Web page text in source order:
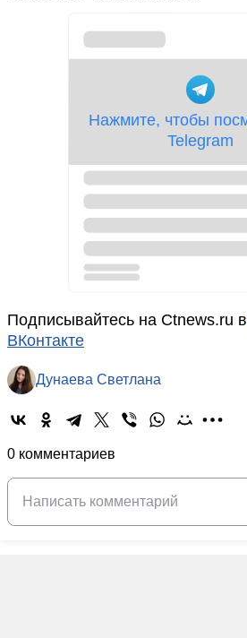
Подписывайтесь на Ctnews.ru в
ВКонтакте
Дунаева Светлана
0 комментариев